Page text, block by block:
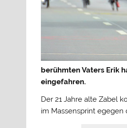
berühmten Vaters Erik
eingefahren.
Der 21 Jahre alte Zabel
im Massensprint egegen